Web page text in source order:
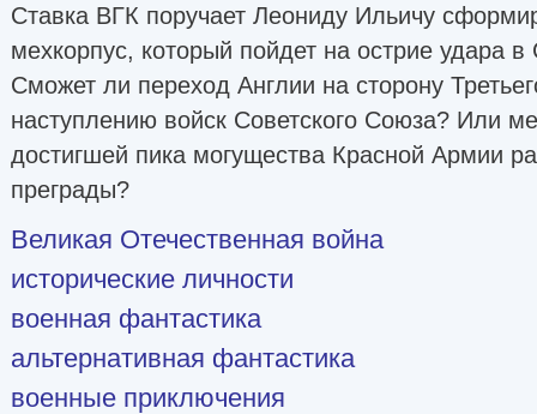
Ставка ВГК поручает Леониду Ильичу
мехкорпус, который пойдет на острие удара
Сможет ли переход Англии на сторону
наступлению войск Советского Союза? Или
достигшей пика могущества Красной Армии
преграды?
Великая Отечественная война
исторические личности
военная фантастика
альтернативная фантастика
военные приключения